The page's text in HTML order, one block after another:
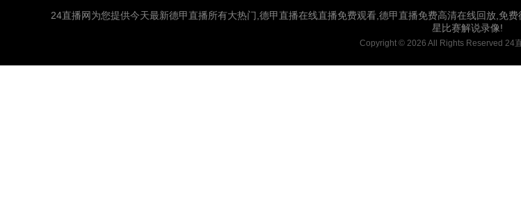
24直播网为您提供今天最新德甲直播所有大热门,德甲直播在线直播免费观看,德甲直播免费高清在线回放,免
星比赛解说录像!
Copyright © 2026 All Rights Reserved 24